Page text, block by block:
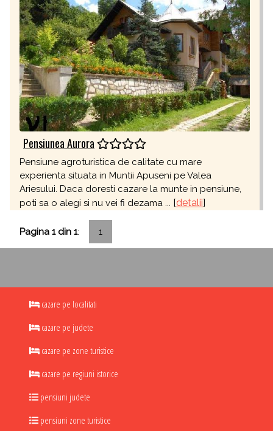
Pensiunea Aurora
Pensiune agroturistica de calitate cu mare
experienta situata in Muntii Apuseni pe Valea
Ariesului. Daca doresti cazare la munte in pensiune,
poti sa o alegi si nu vei fi dezama ... [detalii]
Pagina 1 din 1: 1
cazare pe localitati
cazare pe judete
cazare pe zone turistice
cazare pe regiuni istorice
pensiuni judete
pensiuni zone turistice